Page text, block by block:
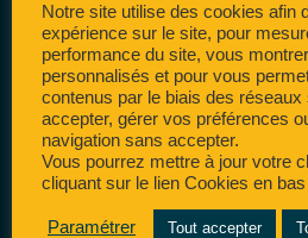
Notre site utilise des cookies afin
expérience sur le site, pour
performance du site, vous
personnalisés et pour vous
contenus par le biais des
accepter, gérer vos préférences
navigation sans accepter.
Vous pourrez mettre à jour votre
cliquant sur le lien Cookies en
Paramétrer Tout accepter